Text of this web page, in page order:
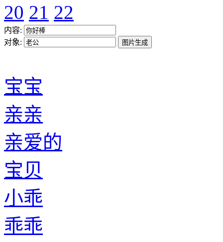
20 21 22
内容:
对象:
宝宝
亲亲
亲爱的
宝贝
小乖
乖乖